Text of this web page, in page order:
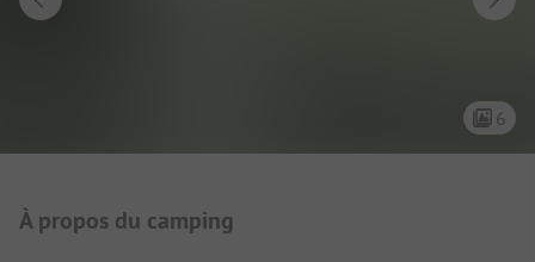
6
Présentation du camping
À propos du camping